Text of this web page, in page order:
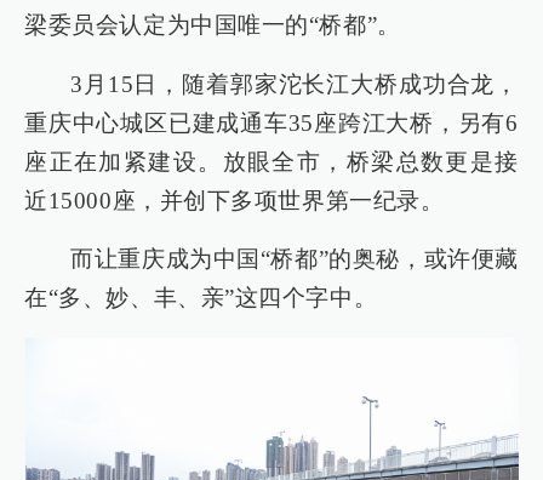
梁委员会认定为中国唯一的“桥都”。
3月15日，随着郭家沱长江大桥成功合龙，
重庆中心城区已建成通车35座跨江大桥，另有6
座正在加紧建设。放眼全市，桥梁总数更是接
近15000座，并创下多项世界第一纪录。
而让重庆成为中国“桥都”的奥秘，或许便藏
在“多、妙、丰、亲”这四个字中。